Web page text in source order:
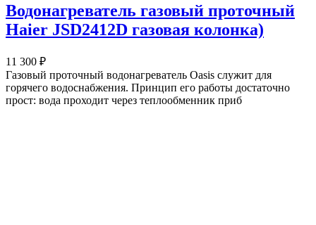
Водонагреватель газовый проточный
Haier JSD2412D газовая колонка)
11 300 ₽
Газовый проточный водонагреватель Oasis служит для
горячего водоснабжения. Принцип его работы достаточно
прост: вода проходит через теплообменник приб